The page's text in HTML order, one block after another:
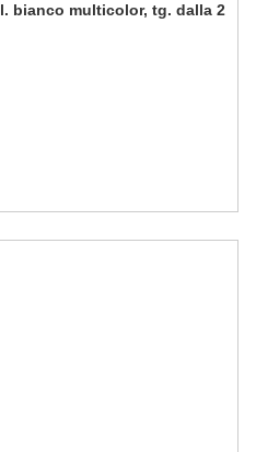
bianco multicolor, tg. dalla 2